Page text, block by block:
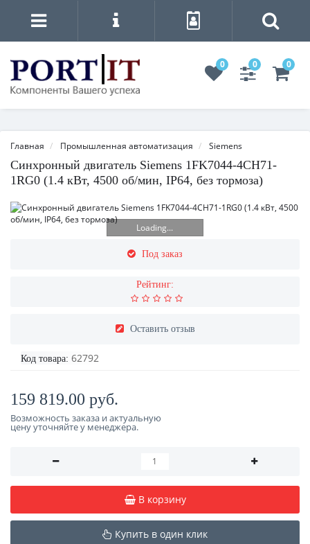
0 0 0
Главная Промышленная автоматизация Siemens
Синхронный двигатель Siemens 1FK7044-4CH71-
1RG0 (1.4 кВт, 4500 об/мин, IP64, без тормоза)
Loading...
Под заказ
Рейтинг:
Оставить отзыв
Код товара: 62792
159 819.00 руб.
Возможность заказа и актуальную
цену уточняйте у менеджера.
В корзину
Купить в один клик